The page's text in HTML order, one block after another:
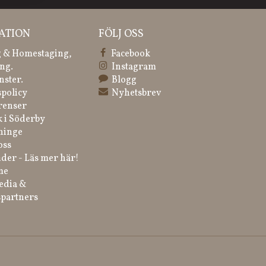
Homestaging,
i Söderby
- Läs mer här!
&
FÖLJ OSS
Facebook
Instagram
Blogg
Nyhetsbrev